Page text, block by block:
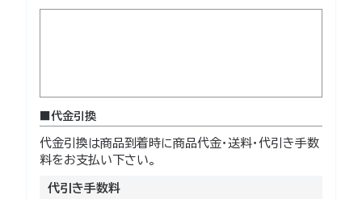
代金引換
代金引換は商品到着時に商品代金・送料・代引き手数
料をお支払い下さい。
代引き手数料